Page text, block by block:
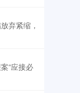
弃紧缩，
“应接必